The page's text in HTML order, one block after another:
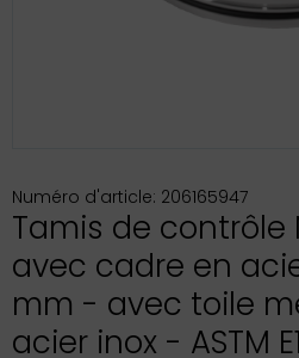
Numéro d'article: 206165947
Tamis de contrôle
avec cadre en
mm - avec toile
acier inox - ASTM